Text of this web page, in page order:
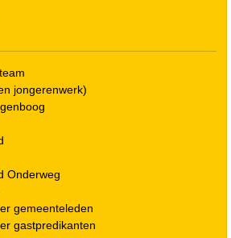
jongerenwerk)
Onderweg
gemeenteleden
gastpredikanten